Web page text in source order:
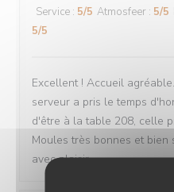
Service : 5/5 Atmosfeer : 5/5
5/5
Excellent ! Accueil
serveur a pris le temps
d'être à la table 208, celle
Moules très bonnes et bien
avec plaisir.